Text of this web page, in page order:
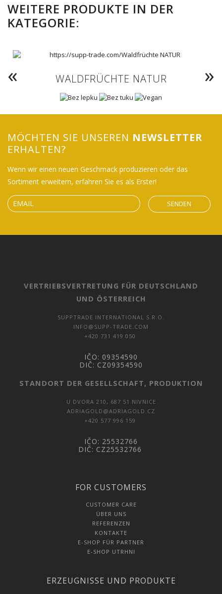
WEITERE PRODUKTE IN DER
KATEGORIE:
WALDFRÜCHTE NATUR
MÖCHTEN SIE UNSEREN NEWSLETTER
ERHALTEN?
Wenn wir einen neuen Geschmack produzieren oder das
Sortiment erweitern, erfahren Sie es als Erster!
SENDEN
VERTRIEBSVERTRETUNG FÜR DEUTSCHLAND
UND ÖSTERREICH
SUPPTRADE INTERNATIONAL S.R.O.
INFO@SUPP-TRADE.COM
+420 731 419 050
IČO: 09354590
DIČ: CZ09354590
STANDORT DER GESELLSCHAFT, PRODUKTION
U DVORA 210, 687 51 NIVNICE
ADRIAGOLD@ADRIAGOLD.CZ
+420 577 996 159
IČO: 25532766
DIČ: CZ25532766
FOR CUSTOMERS
CUSTOMER CARE
ÜBER UNS
REFERENZEN
KONTAKTE
E-SHOP FÜR PARTNER
E-SHOP UTRHNI
ERZEUGNISSE UND PRODUKTE